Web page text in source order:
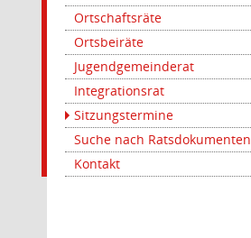
Ortschaftsräte
Ortsbeiräte
Jugendgemeinderat
Integrationsrat
Sitzungstermine
Suche nach Ratsdokumenten
Kontakt